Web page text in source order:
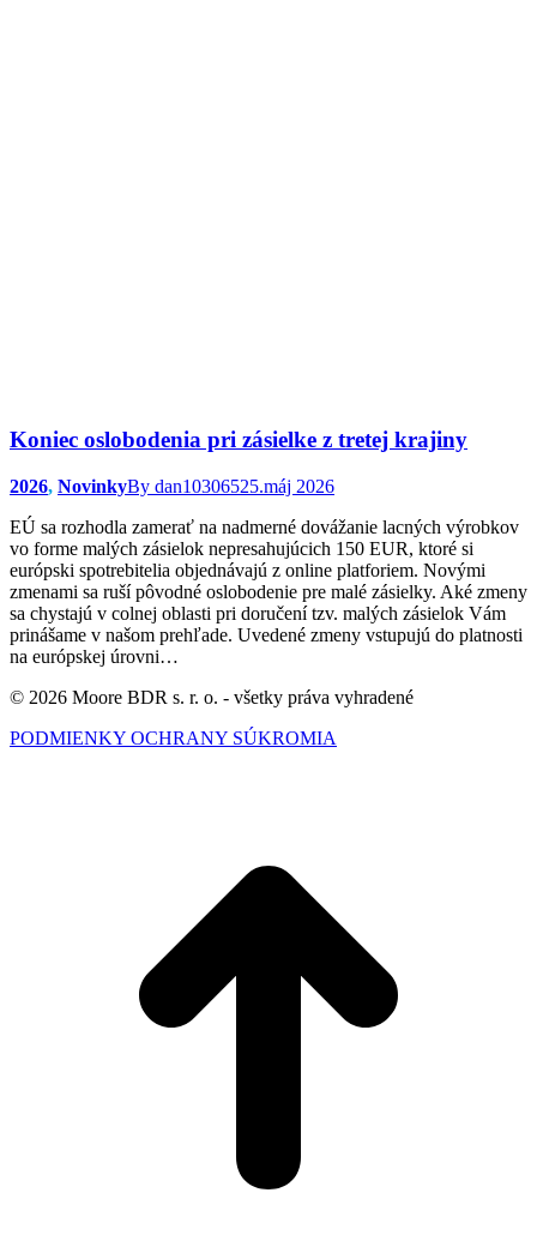
Koniec oslobodenia pri zásielke z tretej krajiny
2026, NovinkyBy dan10306525.máj 2026
EÚ sa rozhodla zamerať na nadmerné dovážanie lacných výrobkov
vo forme malých zásielok nepresahujúcich 150 EUR, ktoré si
európski spotrebitelia objednávajú z online platforiem. Novými
zmenami sa ruší pôvodné oslobodenie pre malé zásielky. Aké zmeny
sa chystajú v colnej oblasti pri doručení tzv. malých zásielok Vám
prinášame v našom prehľade. Uvedené zmeny vstupujú do platnosti
na európskej úrovni…
© 2026 Moore BDR s. r. o. - všetky práva vyhradené
PODMIENKY OCHRANY SÚKROMIA